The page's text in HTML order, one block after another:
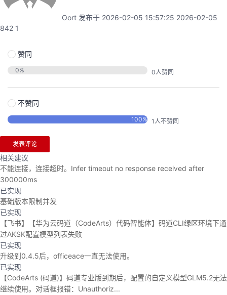
注
者
学
我
的
课
程
我
的
认
证
我
的
实
验
我
的
收
藏
支
持
我
技
术
支
持
的
云
声
建
议
Oort 发布于 2026-02-05 15:57:25 2026-02-05
842 1
赞同
0% 0人赞同
不赞同
100% 1人不赞同
发表评论
相关建议
不能连接，连接超时。Infer timeout no response received after
300000ms
已实现
基础版本限制并发
已实现
【飞书】【华为云码道（CodeArts）代码智能体】码道CLI绿区环境下通
过AKSK配置模型列表失败
已实现
升级到0.4.5后，officeace一直无法使用。
已实现
【CodeArts (码道)】码道专业版到期后，配置的自定义模型GLM5.2无法
继续使用。对话框报错：Unauthoriz...